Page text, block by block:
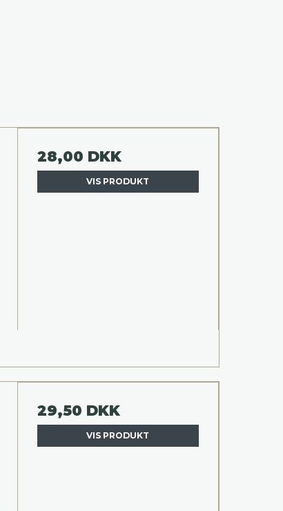
28,00 DKK
VIS PRODUKT
29,50 DKK
VIS PRODUKT